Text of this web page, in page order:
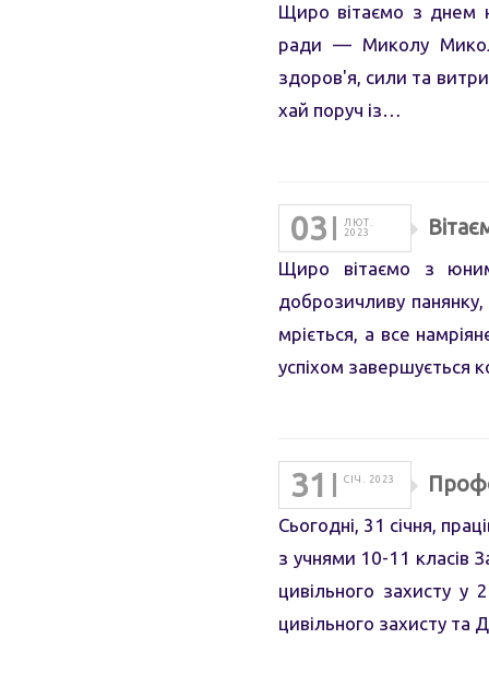
Щиро вітаємо з днем
ради — Миколу
здоров'я, сили та
хай поруч із…
03
ЛЮТ.
2023
Щиро вітаємо з
доброзичливу
мріється, а все
успіхом завершується
31 СІЧ. 2023
Сьогодні, 31 січня,
з учнями 10-11 класів
цивільного захисту у
цивільного захисту